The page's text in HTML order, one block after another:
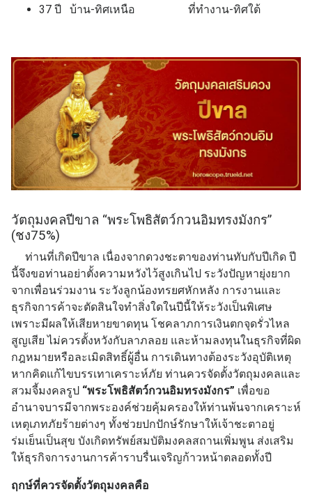
37 ปี บ้าน-ทิศเหนือ ที่ทำงาน-ทิศใต้
วัตถุมงคลปีขาล “พระโพธิสัตว์กวนอิมทรงมังกร”
(ชง75%)
ท่านที่เกิดปีขาล เนื่องจากดวงชะตาของท่านทับกับปีเกิด ปี
นี้จึงขอท่านอย่าตั้งความหวังไว้สูงเกินไป ระวังปัญหายุ่งยาก
จากเพื่อนร่วมงาน ระวังลูกน้องทรยศหักหลัง การงานและ
ธุรกิจการค้าจะตัดสินใจทำสิ่งใดในปีนี้ให้ระวังเป็นพิเศษ
เพราะมีผลให้เสียหายขาดทุน โชคลาภการเงินตกจุดรั่วไหล
สูญเสีย ไม่ควรตั้งหวังกับลาภลอย และห้ามลงทุนในธุรกิจที่ผิด
กฎหมายหรือละเมิดสิทธิ์ผู้อื่น การเดินทางต้องระวังอุบัติเหตุ
หากคิดแก้ไขบรรเทาเคราะห์ภัย ท่านควรจัดตั้งวัตถุมงคลและ
สวมจี้มงคลรูป “พระโพธิสัตว์กวนอิมทรงมังกร” เพื่อขอ
อำนาจบารมีจากพระองค์ช่วยคุ้มครองให้ท่านพ้นจากเคราะห์
เหตุเภทภัยร้ายต่างๆ ทั้งช่วยปกปักษ์รักษาให้เจ้าชะตาอยู่
ร่มเย็นเป็นสุข บังเกิดทรัพย์สมบัติมงคลสถานเพิ่มพูน ส่งเสริม
ให้ธุรกิจการงานการค้าราบรื่นเจริญก้าวหน้าตลอดทั้งปี
ฤกษ์ที่ควรจัดตั้งวัตถุมงคลคือ